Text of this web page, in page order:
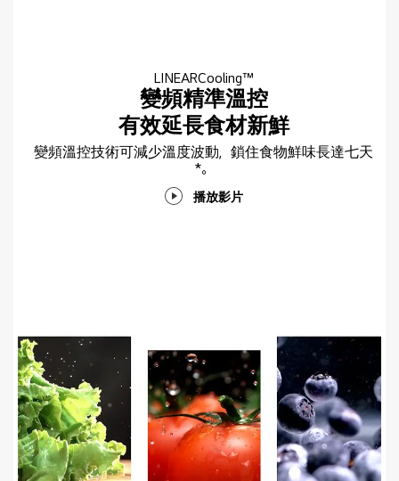
LINEARCooling™
變頻精準溫控
有效延長食材新鮮
變頻溫控技術可減少溫度波動，鎖住食物鮮味長達七天
*。
播放影片